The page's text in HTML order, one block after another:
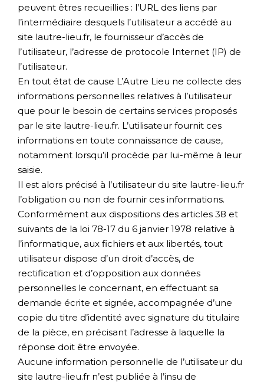
peuvent êtres recueillies : l’URL des liens par
l’intermédiaire desquels l’utilisateur a accédé au
site lautre-lieu.fr, le fournisseur d’accès de
l’utilisateur, l’adresse de protocole Internet (IP) de
l’utilisateur.
En tout état de cause L’Autre Lieu ne collecte des
informations personnelles relatives à l’utilisateur
que pour le besoin de certains services proposés
par le site lautre-lieu.fr. L’utilisateur fournit ces
informations en toute connaissance de cause,
notamment lorsqu’il procède par lui-même à leur
saisie.
Il est alors précisé à l’utilisateur du site lautre-lieu.fr
l’obligation ou non de fournir ces informations.
Conformément aux dispositions des articles 38 et
suivants de la loi 78-17 du 6 janvier 1978 relative à
l’informatique, aux fichiers et aux libertés, tout
utilisateur dispose d’un droit d’accès, de
rectification et d’opposition aux données
personnelles le concernant, en effectuant sa
demande écrite et signée, accompagnée d’une
copie du titre d’identité avec signature du titulaire
de la pièce, en précisant l’adresse à laquelle la
réponse doit être envoyée.
Aucune information personnelle de l’utilisateur du
site lautre-lieu.fr n’est publiée à l’insu de